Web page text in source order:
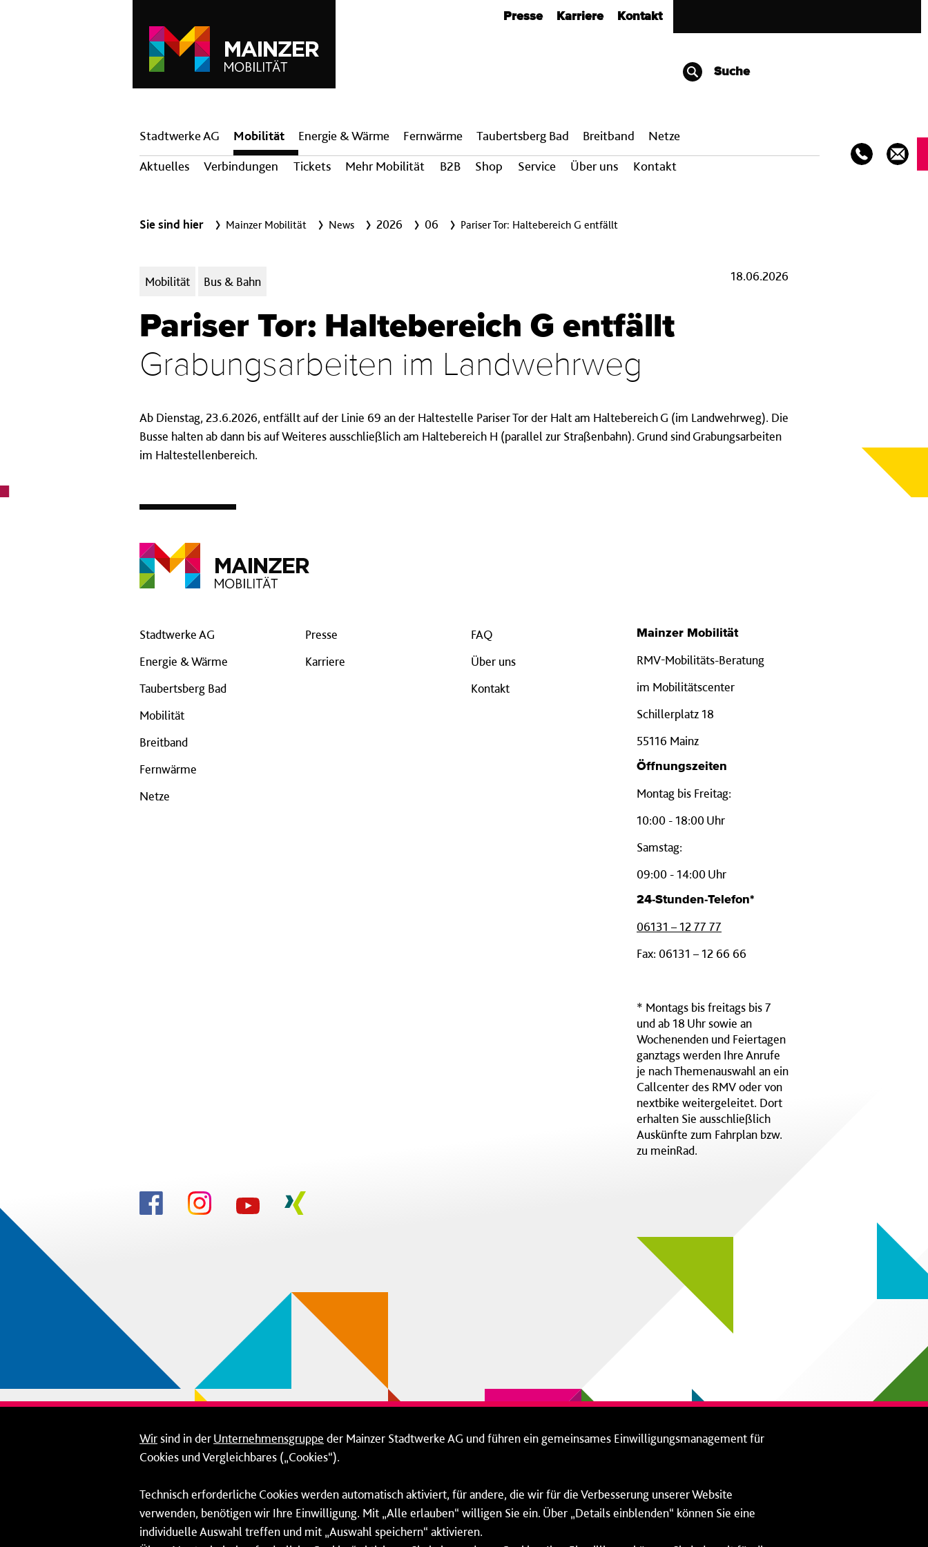
Presse Karriere Kontakt
Suche
Hauptnavigation
Stadtwerke AG
Mobilität
Aktuelles
Verbindungen Tickets Mehr Mobilität B2B Shop Service Über uns Kontakt
Energie & Wärme Fern­wärme Taubertsberg Bad Breit­band Netze
Sie sind hier Mainzer Mobilität News 2026 06 Pariser Tor: Haltebereich G entfällt
Kategorien:
Mobilität Bus & Bahn 18.06.2026
Pariser Tor: Haltebereich G entfällt
Grabungsarbeiten im Landwehrweg
Ab Dienstag, 23.6.2026, entfällt auf der Linie 69 an der Haltestelle Pariser Tor der Halt am Haltebereich G (im Landwehrweg). Die
Busse halten ab dann bis auf Weiteres ausschließlich am Haltebereich H (parallel zur Straßenbahn). Grund sind Grabungsarbeiten
im Haltestellenbereich.
Stadtwerke AG
Energie & Wärme
Taubertsberg Bad
Mobilität
Breitband
Fernwärme
Netze
Presse
Karriere
FAQ
Über uns
Kontakt
Mainzer Mobilität
RMV-Mobilitäts-Beratung
im Mobilitätscenter
Schillerplatz 18
55116 Mainz
Öffnungszeiten
Montag bis Freitag:
10:00 - 18:00 Uhr
Samstag:
09:00 - 14:00 Uhr
24-Stunden-Telefon*
06131 – 12 77 77
Fax: 06131 – 12 66 66
* Montags bis freitags bis 7
und ab 18 Uhr sowie an
Wochenenden und Feiertagen
ganztags werden Ihre Anrufe
je nach Themenauswahl an ein
Callcenter des RMV oder von
nextbike weitergeleitet. Dort
erhalten Sie ausschließlich
Auskünfte zum Fahrplan bzw.
zu meinRad.
Wirsind in derUnternehmensgruppe der Mainzer Stadtwerke AG und führen ein gemeinsames Einwilligungsmanagement für
Cookies und Vergleichbares („Cookies“).
Technisch erforderliche Cookies werden automatisch aktiviert, für andere, die wir für die Verbesserung unserer Website
verwenden, benötigen wir Ihre Einwilligung. Mit „Alle erlauben“ willigen Sie ein. Über „Details einblenden“ können Sie eine
individuelle Auswahl treffen und mit „Auswahl speichern“ aktivieren.